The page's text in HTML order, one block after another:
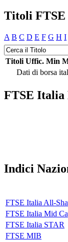
Titoli
A B C D E F G H I
Titoli Uffic. Min
Dati di borsa
FTSE Italia
Indici
FTSE Italia All-
FTSE Italia Mid
FTSE Italia STAR
FTSE MIB